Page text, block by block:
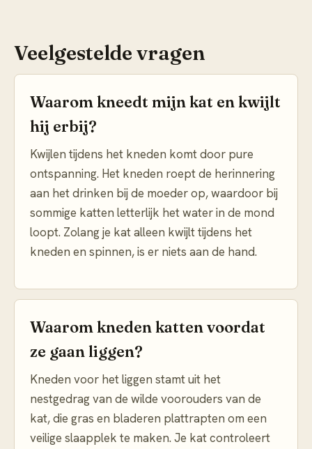
Veelgestelde vragen
Waarom kneedt mijn kat en kwijlt
hij erbij?
Kwijlen tijdens het kneden komt door pure
ontspanning. Het kneden roept de herinnering
aan het drinken bij de moeder op, waardoor bij
sommige katten letterlijk het water in de mond
loopt. Zolang je kat alleen kwijlt tijdens het
kneden en spinnen, is er niets aan de hand.
Waarom kneden katten voordat
ze gaan liggen?
Kneden voor het liggen stamt uit het
nestgedrag van de wilde voorouders van de
kat, die gras en bladeren plattrapten om een
veilige slaapplek te maken. Je kat controleert